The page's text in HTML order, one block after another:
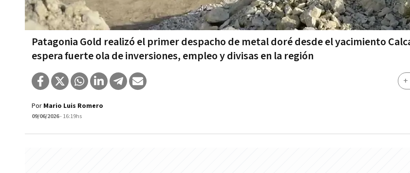
Patagonia Gold realizó el primer despacho de metal doré desde el yacimiento
espera fuerte ola de inversiones, empleo y divisas en la región
Por Mario Luis Romero
09/06/2026- 16:19hs